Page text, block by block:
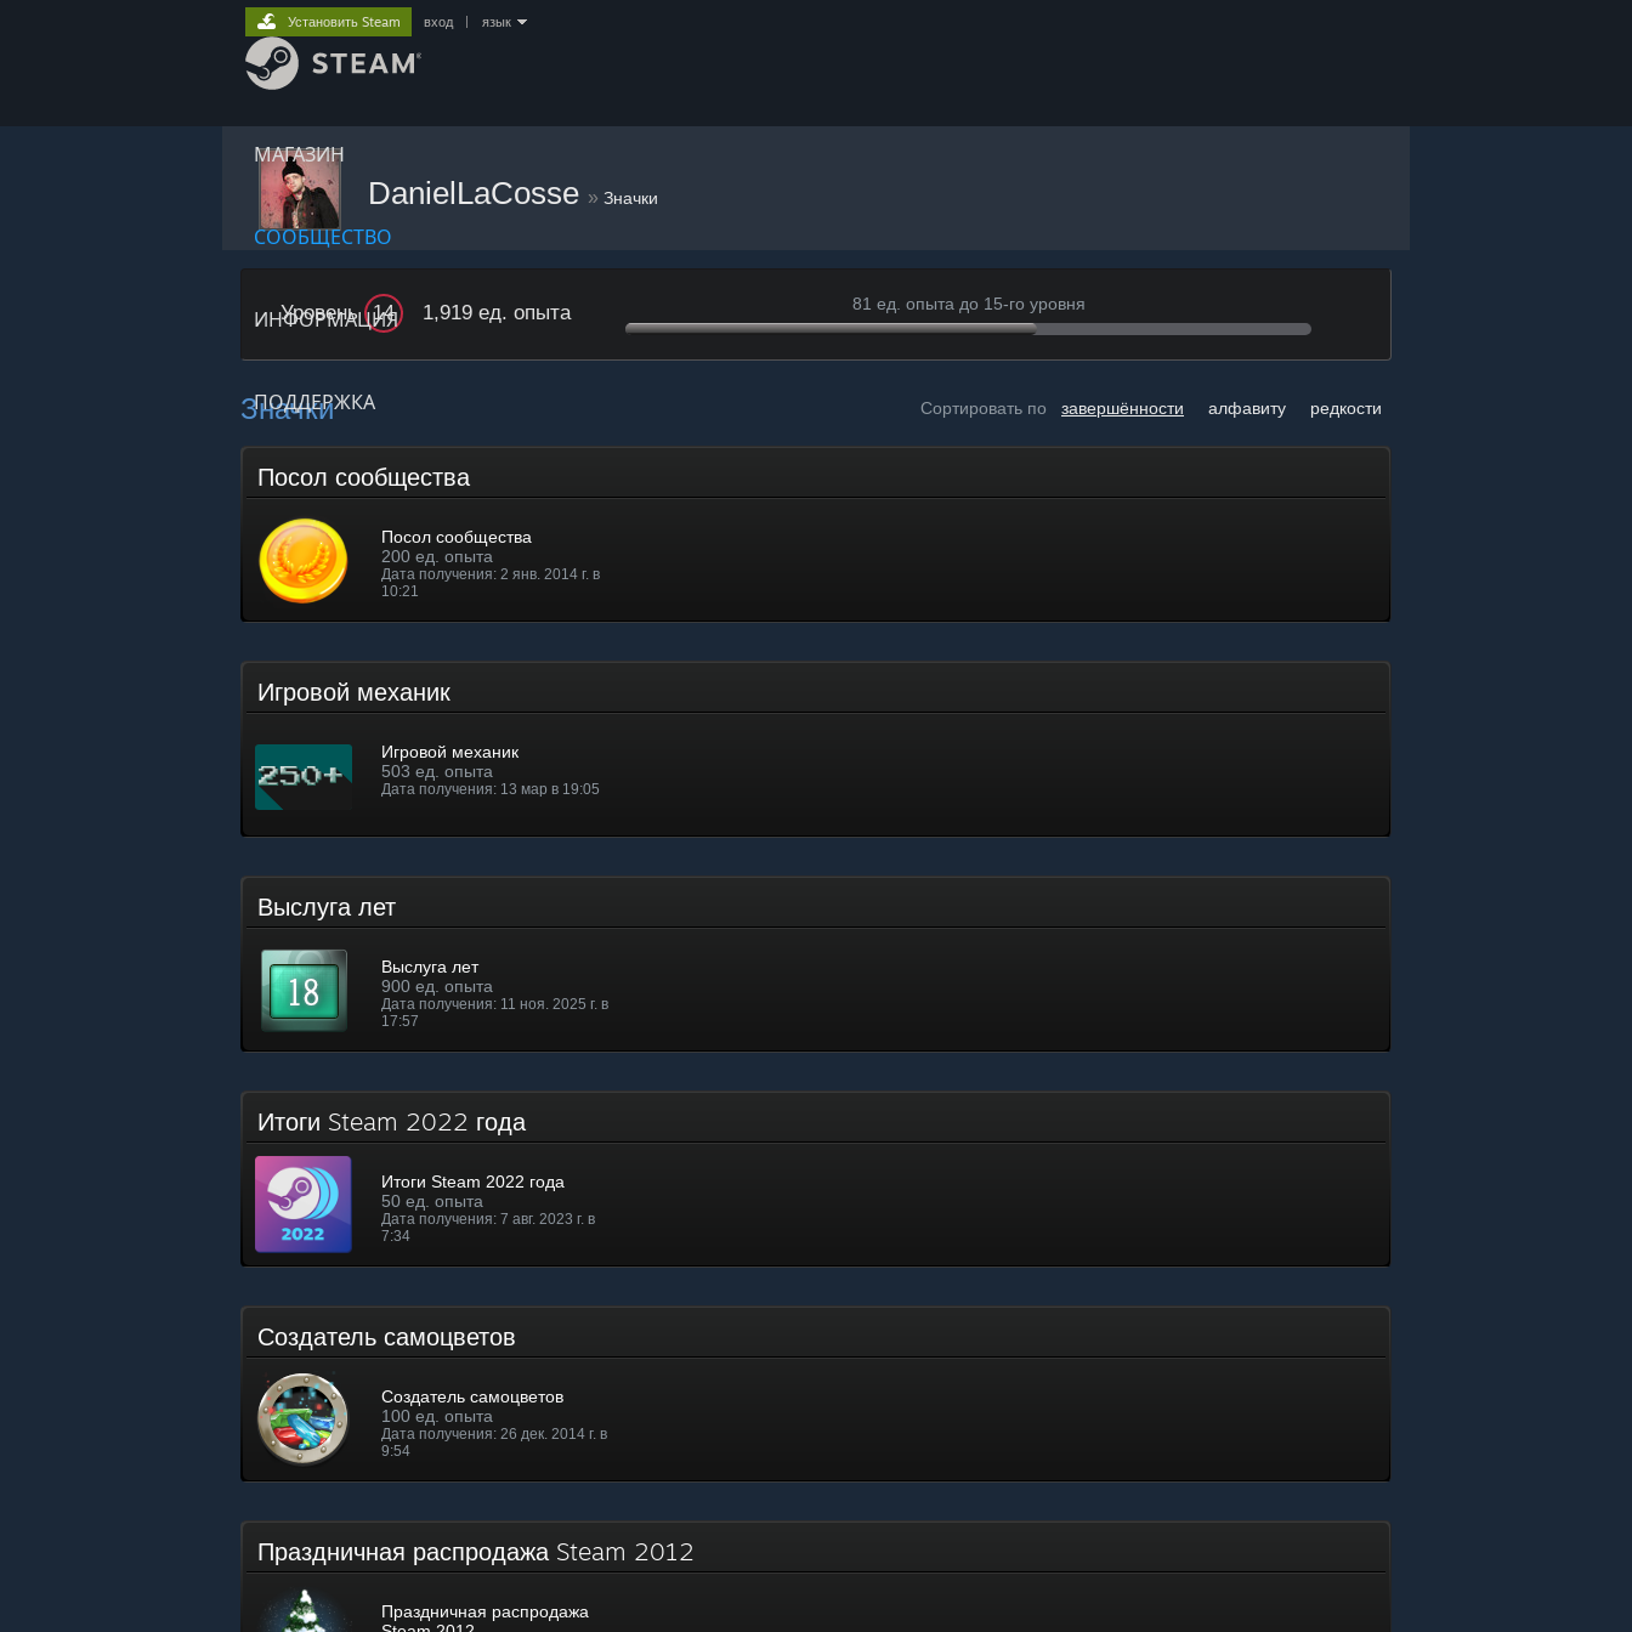
МАГАЗИН
СООБЩЕСТВО
ИНФОРМАЦИЯ
ПОДДЕРЖКА
Установить Steam вход язык
DanielLaCosse » Значки
Уровень 14 1,919 ед. опыта 81 ед. опыта до 15-го уровня
Сортировать по завершённости алфавиту редкости
Значки
Посол сообщества
Посол сообщества
200 ед. опыта
Дата получения: 2 янв. 2014 г. в
10:21
Игровой механик
Игровой механик
503 ед. опыта
Дата получения: 13 мар в 19:05
Выслуга лет
Выслуга лет
900 ед. опыта
Дата получения: 11 ноя. 2025 г. в
17:57
Итоги Steam 2022 года
Итоги Steam 2022 года
50 ед. опыта
Дата получения: 7 авг. 2023 г. в
7:34
Создатель самоцветов
Создатель самоцветов
100 ед. опыта
Дата получения: 26 дек. 2014 г. в
9:54
Праздничная распродажа Steam 2012
Праздничная распродажа